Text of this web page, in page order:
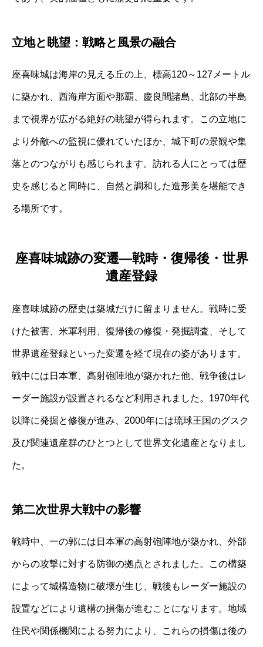
立地と眺望：戦略と風景の融合
座喜味城は海岸の見える丘の上、標高120～127メートル
に築かれ、西海岸方面や那覇、慶良間諸島、北部の半島
まで視界が広がる絶好の眺望が得られます。この立地に
より外敵への監視に優れていたほか、城下町の景観や集
落とのつながりも感じられます。訪れる人にとっては歴
史を感じると同時に、自然と調和した造形美を堪能でき
る場所です。
座喜味城跡の変遷—戦時・復帰後・世界
遺産登録
座喜味城跡の歴史は築城だけに留まりません。戦時に受
けた被害、米軍利用、復帰後の修復・発掘調査、そして
世界遺産登録といった変遷を経て現在の姿があります。
戦中には日本軍、高射砲陣地が築かれた他、戦争後はレ
ーダー施設が設置されるなど利用されました。1970年代
以降に発掘と修復が進み、2000年には琉球王国のグスク
及び関連遺産群のひとつとして世界文化遺産となりまし
た。
第二次世界大戦中の影響
戦時中、一の郭には日本軍の高射砲陣地が築かれ、外部
からの攻撃に対する防御の拠点とされました。この構築
によって城構造物に破壊が生じ、戦後もレーダー施設の
設置などにより遺構の損傷が進むことになります。地域
住民や関係機関による努力により、これらの損傷は後の